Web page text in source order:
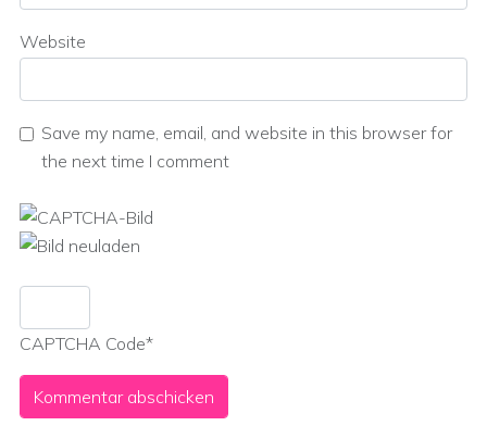
Website
Save my name, email, and website in this browser for
the next time I comment
CAPTCHA Code*